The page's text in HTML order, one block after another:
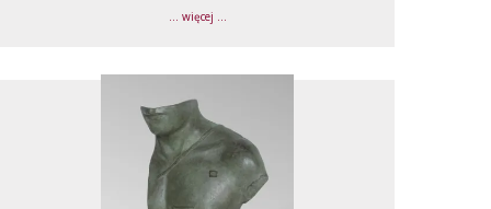
... więcej ...